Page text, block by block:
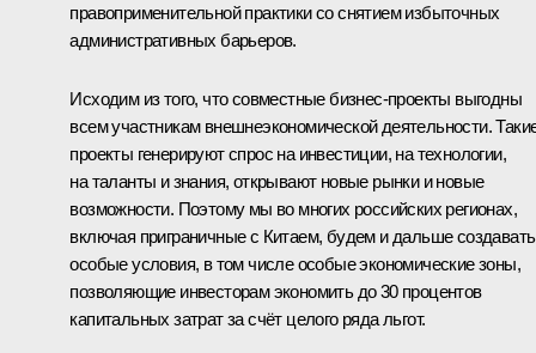
правоприменительной практики со снятием избыточных
административных барьеров.
Исходим из того, что совместные бизнес‑проекты выгодны
всем участникам внешнеэкономической деятельности.
проекты генерируют спрос на инвестиции, на технологии,
на таланты и знания, открывают новые рынки и новые
возможности. Поэтому мы во многих российских регионах,
включая приграничные с Китаем, будем и дальше создавать
особые условия, в том числе особые экономические зоны,
позволяющие инвесторам экономить до 30 процентов
капитальных затрат за счёт целого ряда льгот.